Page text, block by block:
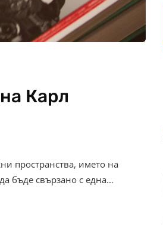
Карл
пространства, името на
бъде свързано с една…